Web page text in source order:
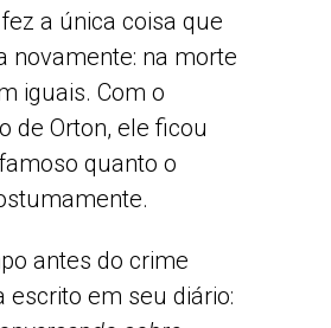
a única coisa que
novamente: na morte
iguais. Com o
de Orton, ele ficou
quanto o
antes do crime
escrito em seu diário: